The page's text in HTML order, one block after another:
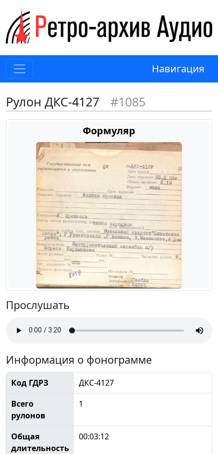
Навигация
Рулон ДКС-4127 #1085
Формуляр
Прослушать
Информация о фонограмме
Код ГДРЗ
ДКС-4127
Всего
рулонов
1
Общая
длительность
00:03:12